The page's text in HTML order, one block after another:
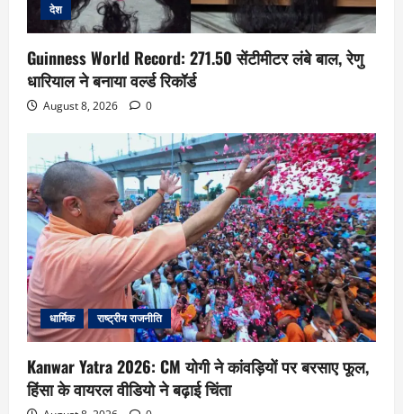
देश
Guinness World Record: 271.50 सेंटीमीटर लंबे बाल, रेणु
धारियाल ने बनाया वर्ल्ड रिकॉर्ड
August 8, 2026 0
धार्मिक राष्ट्रीय राजनीति
Kanwar Yatra 2026: CM योगी ने कांवड़ियों पर बरसाए फूल,
हिंसा के वायरल वीडियो ने बढ़ाई चिंता